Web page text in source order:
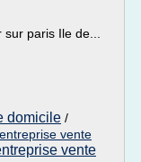
paris Ile de...
domicile /
vente
vente